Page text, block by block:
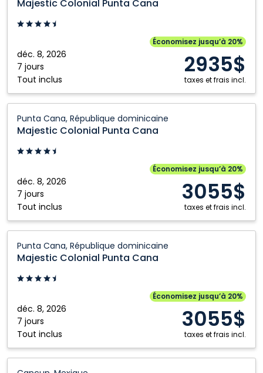
London
Montréal
Majestic Colonial Punta Cana
déc. 8, 2026
7 jours
Tout inclus
Économisez jusqu’à 20%
2935$
taxes et frais incl.
Punta
Cana:
Cana,
République
dominicaine
Punta Cana, République dominicaine
Majestic Colonial Punta Cana
déc. 8, 2026
7 jours
Tout inclus
Économisez jusqu’à 20%
3055$
taxes et frais incl.
Colonial
Punta
Cana:
Cana,
République
dominicaine
Punta Cana, République dominicaine
Majestic Colonial Punta Cana
déc. 8, 2026
7 jours
Tout inclus
Économisez jusqu’à 20%
3055$
taxes et frais incl.
Colonial
Punta
Cana:
Cana,
République
dominicaine